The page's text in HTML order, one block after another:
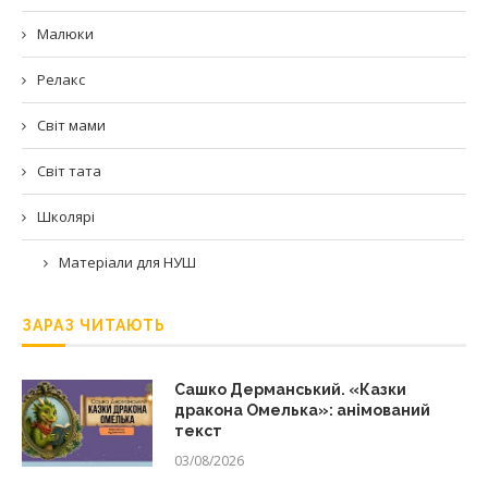
Малюки
Релакс
Світ мами
Світ тата
Школярі
Матеріали для НУШ
ЗАРАЗ ЧИТАЮТЬ
Сашко Дерманський. «Казки
дракона Омелька»: анімований
текст
03/08/2026